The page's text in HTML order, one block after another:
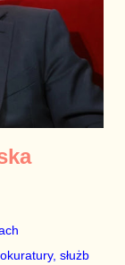
zarządzanie
służb